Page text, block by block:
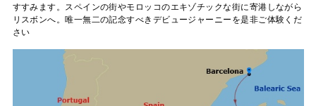
すすみます。スペインの街やモロッコのエキゾチックな街に寄港しながら
リスボンへ。唯一無二の記念すべきデビュージャーニーを是非ご体験くだ
さい